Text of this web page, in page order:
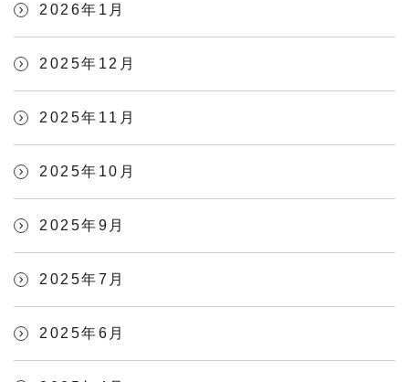
2026年1月
2025年12月
2025年11月
2025年10月
2025年9月
2025年7月
2025年6月